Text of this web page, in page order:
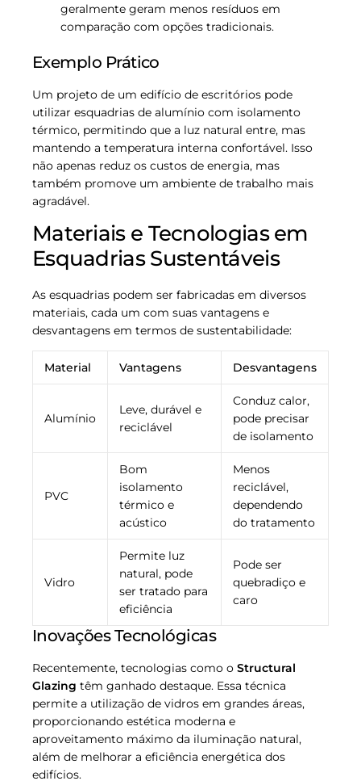
geralmente geram menos resíduos em
comparação com opções tradicionais.
Exemplo Prático
Um projeto de um edifício de escritórios pode
utilizar esquadrias de alumínio com isolamento
térmico, permitindo que a luz natural entre, mas
mantendo a temperatura interna confortável. Isso
não apenas reduz os custos de energia, mas
também promove um ambiente de trabalho mais
agradável.
Materiais e Tecnologias em
Esquadrias Sustentáveis
As esquadrias podem ser fabricadas em diversos
materiais, cada um com suas vantagens e
desvantagens em termos de sustentabilidade:
Material Vantagens Desvantagens
Alumínio
Leve, durável e
reciclável
Conduz calor,
pode precisar
de isolamento
PVC
Bom
isolamento
térmico e
acústico
Menos
reciclável,
dependendo
do tratamento
Vidro
Permite luz
natural, pode
ser tratado para
eficiência
Pode ser
quebradiço e
caro
Inovações Tecnológicas
Recentemente, tecnologias como o Structural
Glazing têm ganhado destaque. Essa técnica
permite a utilização de vidros em grandes áreas,
proporcionando estética moderna e
aproveitamento máximo da iluminação natural,
além de melhorar a eficiência energética dos
edifícios.